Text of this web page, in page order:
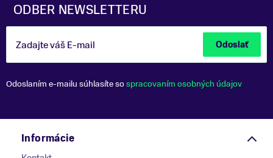
ODBER NEWSLETTERU
Zadajte váš E-mail Odoslať
Odoslaním e-mailu súhlasíte sospracovaním osobných údajov
Informácie